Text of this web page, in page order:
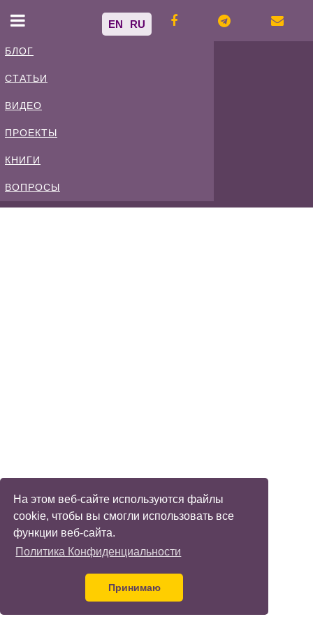
На этом веб-сайте используются файлы
cookie, чтобы вы смогли использовать все
функции веб-сайта.
Политика Конфиденциальности
Принимаю
БЛОГ
СТАТЬИ
ВИДЕО
ПРОЕКТЫ
КНИГИ
ВОПРОСЫ
EN RU
Спиваковский
Блог